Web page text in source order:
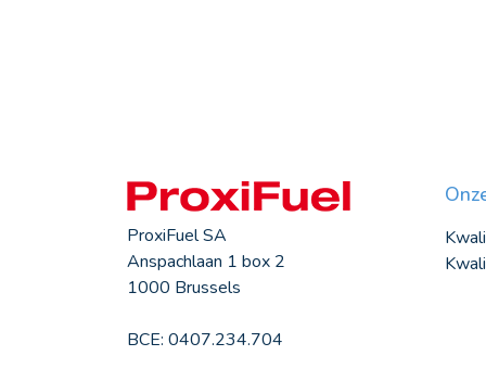
ProxiFuel SA
Anspachlaan 1 box 2
1000 Brussels
BCE: 0407.234.704